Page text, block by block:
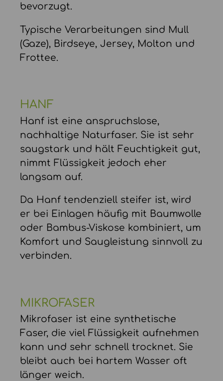
bevorzugt.
Typische Verarbeitungen sind Mull
(Gaze), Birdseye, Jersey, Molton und
Frottee.
HANF
Hanf ist eine anspruchslose,
nachhaltige Naturfaser. Sie ist sehr
saugstark und hält Feuchtigkeit gut,
nimmt Flüssigkeit jedoch eher
langsam auf.
Da Hanf tendenziell steifer ist, wird
er bei Einlagen häufig mit Baumwolle
oder Bambus-Viskose kombiniert, um
Komfort und Saugleistung sinnvoll zu
verbinden.
MIKROFASER
Mikrofaser ist eine synthetische
Faser, die viel Flüssigkeit aufnehmen
kann und sehr schnell trocknet. Sie
bleibt auch bei hartem Wasser oft
länger weich.